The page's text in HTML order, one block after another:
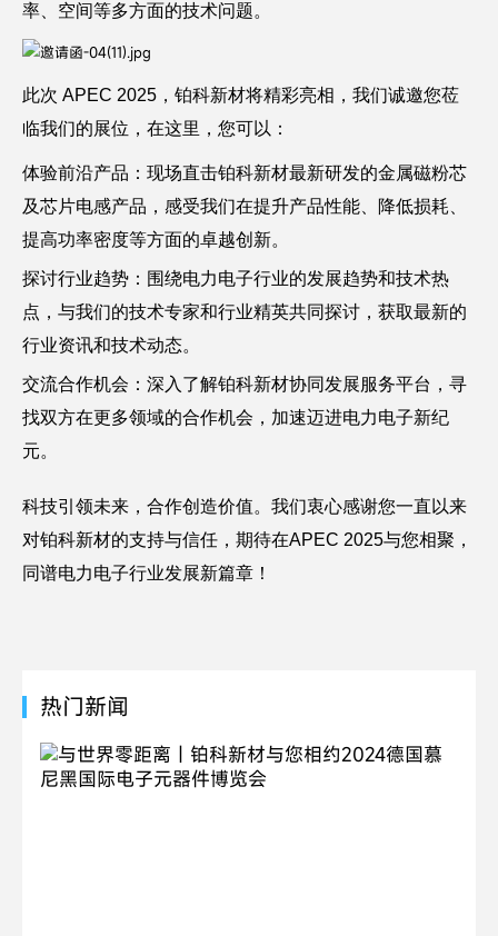
率、空间等多方面的技术问题。
此次 APEC 2025，铂科新材将精彩亮相，我们诚邀您莅
临我们的展位，在这里，您可以：
体验前沿产品：现场直击铂科新材最新研发的金属磁粉芯
及芯片电感产品，感受我们在提升产品性能、降低损耗、
提高功率密度等方面的卓越创新。
探讨行业趋势：围绕电力电子行业的发展趋势和技术热
点，与我们的技术专家和行业精英共同探讨，获取最新的
行业资讯和技术动态。
交流合作机会：深入了解铂科新材协同发展服务平台，寻
找双方在更多领域的合作机会，加速迈进电力电子新纪
元。
科技引领未来，合作创造价值。我们衷心感谢您一直以来
对铂科新材的支持与信任，期待在APEC 2025与您相聚，
同谱电力电子行业发展新篇章！
热门新闻